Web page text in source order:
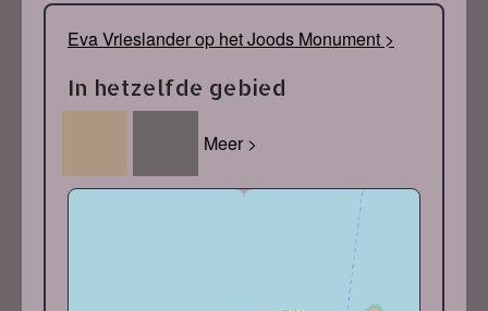
Eva Vrieslander op het Joods Monument >
In hetzelfde gebied
Meer >